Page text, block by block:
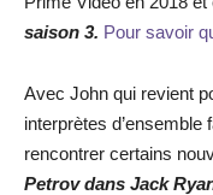
saison 3. Pour savoir
Avec John qui revient
interprètes
rencontrer certains
Petrov dans Jack